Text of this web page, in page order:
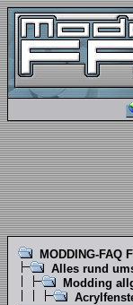
MODDING-FAQ
Alles rund
Modding